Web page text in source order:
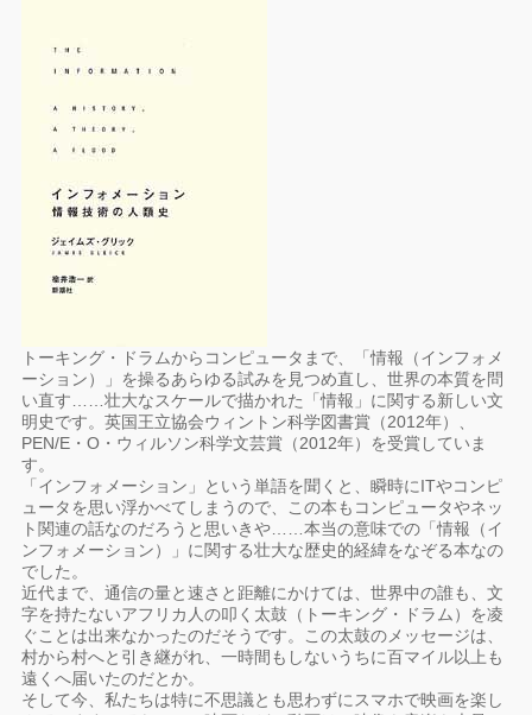
トーキング・ドラムからコンピュータまで、「情報（インフォメ
ーション）」を操るあらゆる試みを見つめ直し、世界の本質を問
い直す……壮大なスケールで描かれた「情報」に関する新しい文
明史です。英国王立協会ウィントン科学図書賞（2012年）、
PEN/E・O・ウィルソン科学文芸賞（2012年）を受賞していま
す。
「インフォメーション」という単語を聞くと、瞬時にITやコンピ
ュータを思い浮かべてしまうので、この本もコンピュータやネッ
ト関連の話なのだろうと思いきや……本当の意味での「情報（イ
ンフォメーション）」に関する壮大な歴史的経緯をなぞる本なの
でした。
近代まで、通信の量と速さと距離にかけては、世界中の誰も、文
字を持たないアフリカ人の叩く太鼓（トーキング・ドラム）を凌
ぐことは出来なかったのだそうです。この太鼓のメッセージは、
村から村へと引き継がれ、一時間もしないうちに百マイル以上も
遠くへ届いたのだとか。
そして今、私たちは特に不思議とも思わずにスマホで映画を楽し